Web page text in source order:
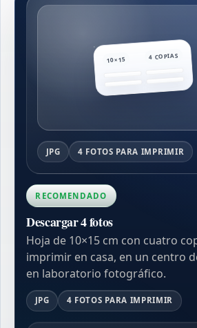
10×15 4 COPIAS
JPG 4 FOTOS PARA IMPRIMIR
RECOMENDADO
Descargar 4 fotos
Hoja de 10×15 cm con cuatro
imprimir en casa, en un centro
en laboratorio fotográfico.
JPG 4 FOTOS PARA IMPRIMIR